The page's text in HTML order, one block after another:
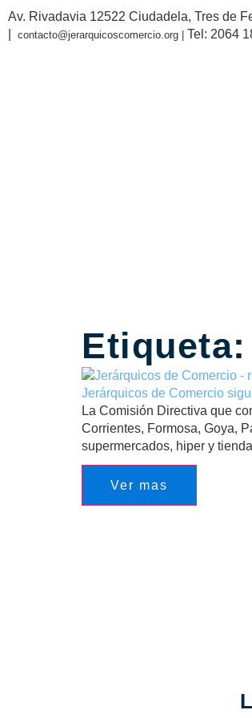
Av. Rivadavia 12522 Ciudadela, Tres de
contacto@jerarquicoscomercio.org | Tel: 2064
Etiqueta:
Jerárquicos de Comercio
La Comisión Directiva que
Corrientes, Formosa, Goya,
supermercados, hiper y
Ver mas